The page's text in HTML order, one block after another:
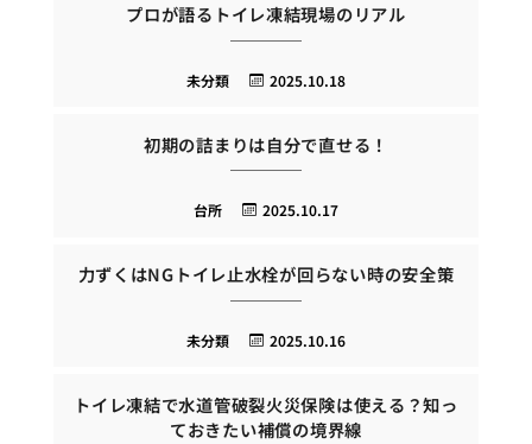
プロが語るトイレ凍結現場のリアル
2025.10.18
未分類
初期の詰まりは自分で直せる！
2025.10.17
台所
力ずくはNGトイレ止水栓が回らない時の安全策
2025.10.16
未分類
トイレ凍結で水道管破裂火災保険は使える？知っ
ておきたい補償の境界線